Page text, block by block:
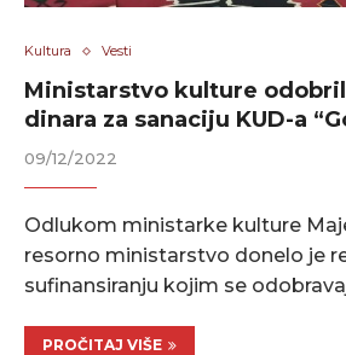
Kultura Vesti
Ministarstvo kulture
dinara za sanaciju KUD-a
09/12/2022
Odlukom ministarke kulture
resorno ministarstvo donelo je
sufinansiranju kojim se
PROČITAJ VIŠE